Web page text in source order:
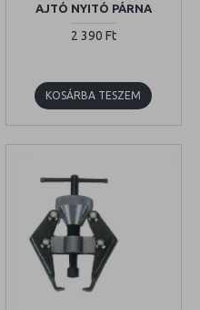
AJTÓ NYITÓ PÁRNA
2 390 Ft
KOSÁRBA TESZEM